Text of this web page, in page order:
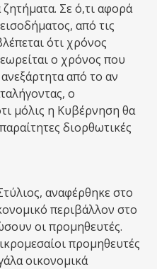
Σε ό,τι αφορά
από τις
ότι χρόνος
ο χρόνος που
από το αν
ο
μόλις η Κυβέρνηση θα
διορθωτικές
αναφέρθηκε στο
περιβάλλον στο
οι προμηθευτές.
προμηθευτές
οικονομικά